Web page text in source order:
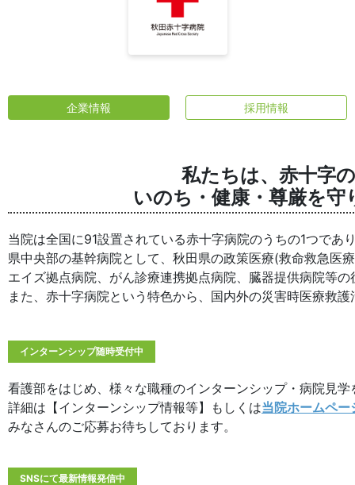
企業情報 採用情報
私たちは、赤十字
いのち・健康・尊厳を
当院は全国に91設置されている赤十字病院のうちの1つであ
県中央部の基幹病院として、秋田県の政策医療(救命救急医
エイズ拠点病院、がん診療連携拠点病院、臓器提供病院等
また、赤十字病院という特色から、国内外の災害時医療救
インターンシップ随時受付中
看護部をはじめ、様々な職種のインターンシップ・病院見
詳細は【インターンシップ情報等】もしくは当院ホームペー
みなさんのご応募お待ちしております。
SNSにて最新情報発信中